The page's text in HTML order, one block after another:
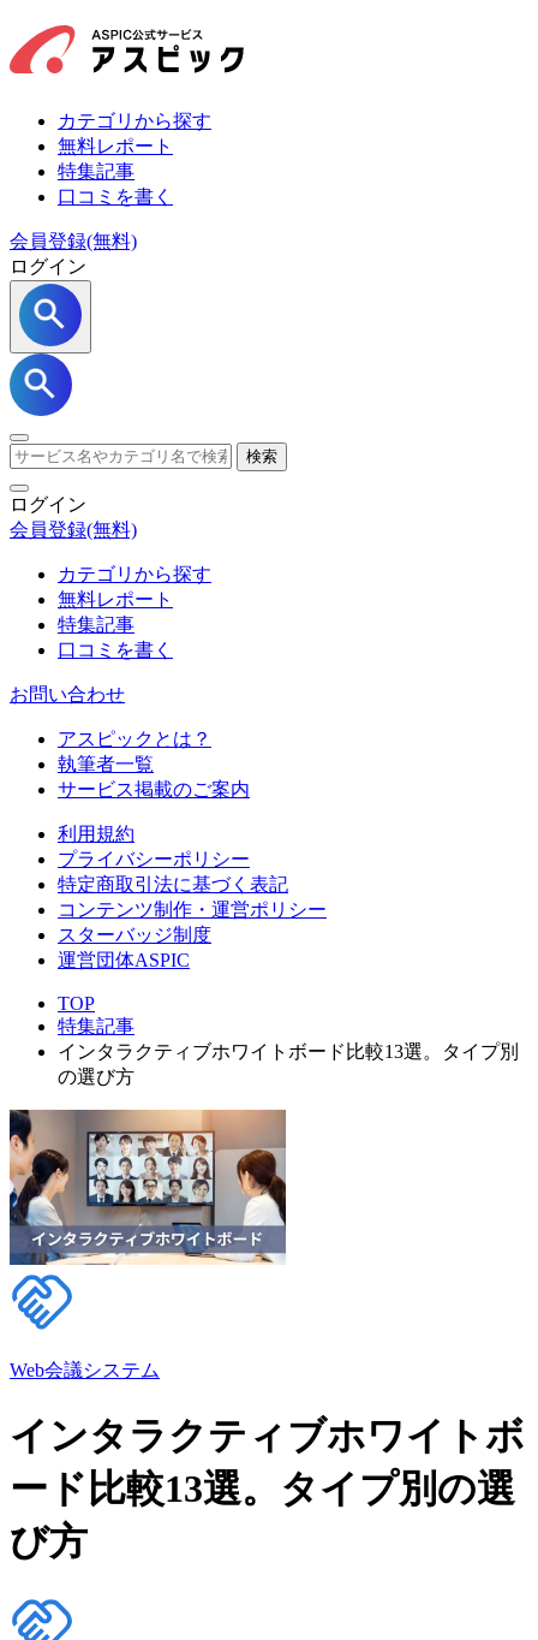
カテゴリから探す
無料レポート
特集記事
口コミを書く
会員登録(無料)
ログイン
検索
ログイン
会員登録(無料)
カテゴリから探す
無料レポート
特集記事
口コミを書く
お問い合わせ
アスピックとは？
執筆者一覧
サービス掲載のご案内
利用規約
プライバシーポリシー
特定商取引法に基づく表記
コンテンツ制作・運営ポリシー
スターバッジ制度
運営団体ASPIC
TOP
特集記事
インタラクティブホワイトボード比較13選。タイプ別
の選び方
Web会議システム
インタラクティブホワイトボ
ード比較13選。タイプ別の選
び方